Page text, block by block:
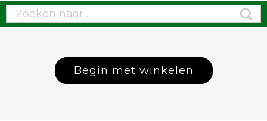
Begin met winkelen